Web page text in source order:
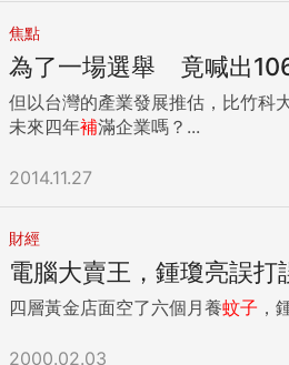
焦點
為了一場選舉 竟喊出
但以台灣的產業發展推估，比竹科
未來四年補滿企業嗎？...
2014.11.27
財經
電腦大賣王，鍾瓊亮誤打
四層黃金店面空了六個月養蚊子 ，
2000.02.03